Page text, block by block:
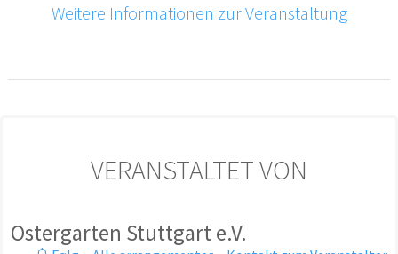
Weitere Informationen zur Veranstaltung
VERANSTALTET VON
Ostergarten Stuttgart e.V.